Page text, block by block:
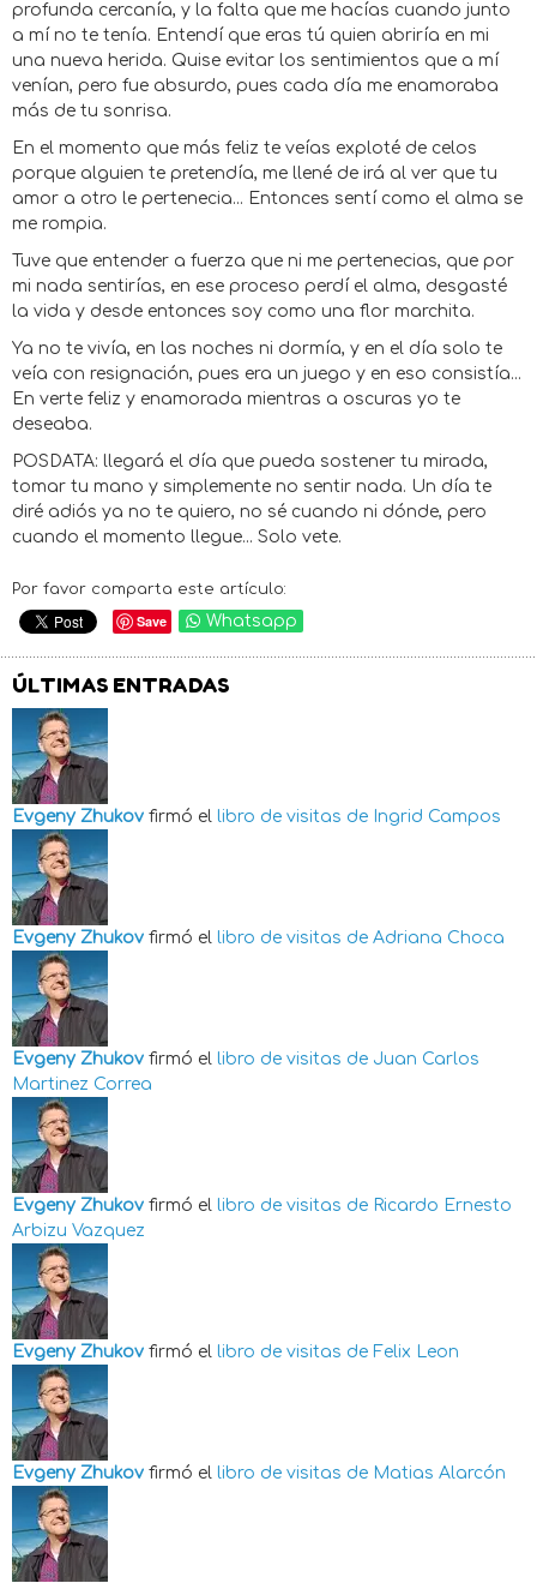
profunda cercanía, y la falta que me hacías cuando junto
a mí no te tenía. Entendí que eras tú quien abriría en mi
una nueva herida. Quise evitar los sentimientos que a mí
venían, pero fue absurdo, pues cada día me enamoraba
más de tu sonrisa.
En el momento que más feliz te veías exploté de celos
porque alguien te pretendía, me llené de irá al ver que tu
amor a otro le pertenecia... Entonces sentí como el alma se
me rompia.
Tuve que entender a fuerza que ni me pertenecias, que por
mi nada sentirías, en ese proceso perdí el alma, desgasté
la vida y desde entonces soy como una flor marchita.
Ya no te vivía, en las noches ni dormía, y en el día solo te
veía con resignación, pues era un juego y en eso consistía...
En verte feliz y enamorada mientras a oscuras yo te
deseaba.
POSDATA: llegará el día que pueda sostener tu mirada,
tomar tu mano y simplemente no sentir nada. Un día te
diré adiós ya no te quiero, no sé cuando ni dónde, pero
cuando el momento llegue... Solo vete.
Por favor comparta este artículo:
Save Whatsapp
ÚLTIMAS ENTRADAS
Evgeny Zhukov firmó el libro de visitas de Ingrid Campos
Evgeny Zhukov firmó el libro de visitas de Adriana Choca
Evgeny Zhukov firmó el libro de visitas de Juan Carlos
Martinez Correa
Evgeny Zhukov firmó el libro de visitas de Ricardo Ernesto
Arbizu Vazquez
Evgeny Zhukov firmó el libro de visitas de Felix Leon
Evgeny Zhukov firmó el libro de visitas de Matias Alarcón